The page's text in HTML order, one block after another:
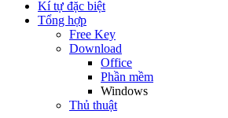
Kí tự đặc biệt
Tổng hợp
Free Key
Download
Office
Phần mềm
Windows
Thủ thuật